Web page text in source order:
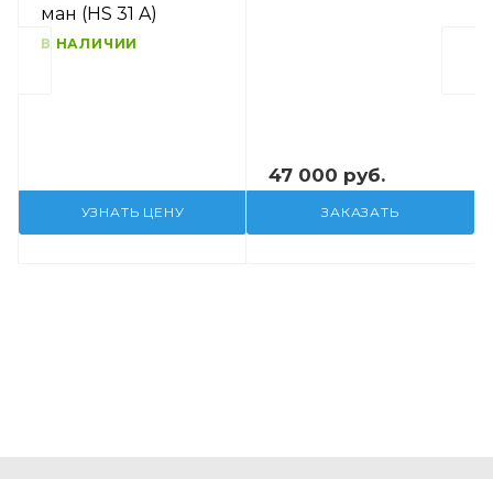
ман (HS 31 A)
В НАЛИЧИИ
УЗНАТЬ ЦЕНУ
47 000 руб.
ЗАКАЗАТЬ